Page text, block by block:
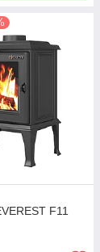
F11